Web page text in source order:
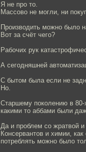
Я не про то.
Массово не могли, ни
Производить можно было
Вот за счёт чего?
Рабочих рук
А сегодняшней
С бытом была если не
Но.
Старшему поколению в 80-
какими то аббами были
Да и проблем со жратвой
Консервантов и химии,
потреблять можно было